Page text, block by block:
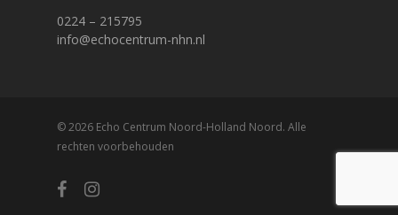
0224 – 215795
info@echocentrum-nhn.nl
© 2026 Echo Centrum Noord-Holland Noord. Alle
rechten voorbehouden
facebookinstagram